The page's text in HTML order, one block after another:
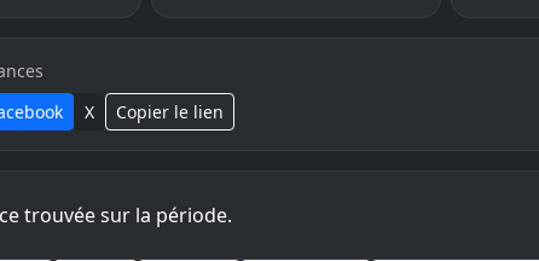
X Copier le lien
trouvée sur la période.